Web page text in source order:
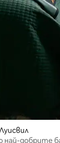
най-добрите